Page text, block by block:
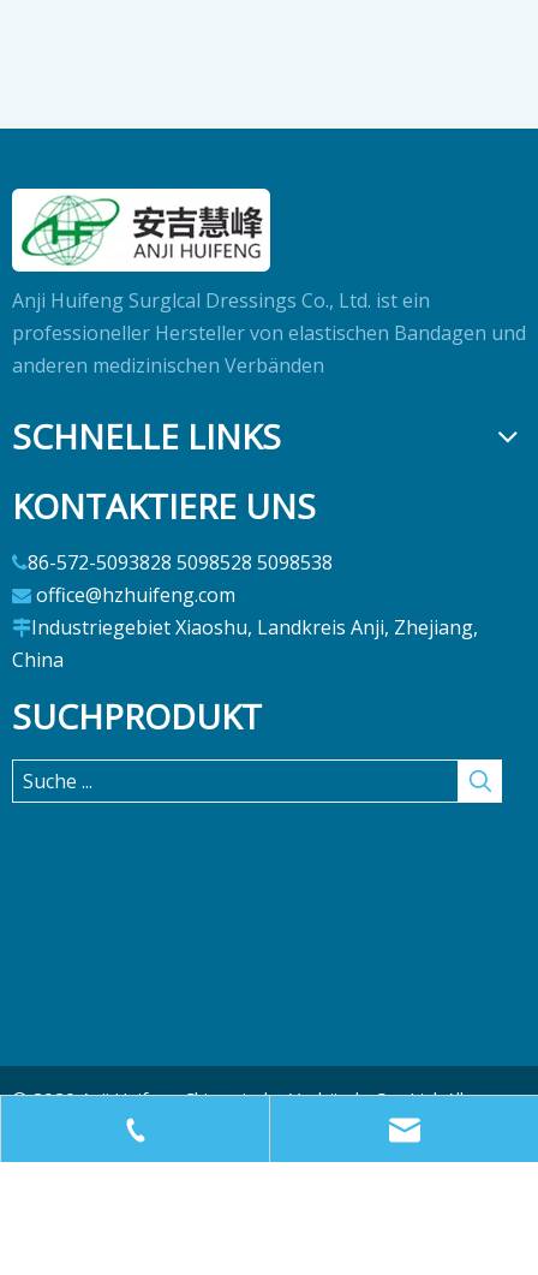
Anji Huifeng Surglcal Dressings Co., Ltd. ist ein
professioneller Hersteller von elastischen Bandagen und
anderen medizinischen Verbänden
SCHNELLE LINKS
KONTAKTIERE UNS
86-572-5093828 5098528 5098538
 office@hzhuifeng.com
Industriegebiet Xiaoshu, Landkreis Anji, Zhejiang,
China
SUCHPRODUKT
© 2020 Anji Huifeng Chirurgische Verbände Co., Ltd. Alle
Rechte vorbehalten.